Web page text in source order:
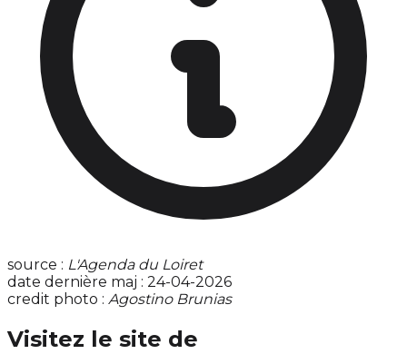
source : L'Agenda du Loiret
date dernière maj : 24-04-2026
credit photo : Agostino Brunias
Visitez le site de